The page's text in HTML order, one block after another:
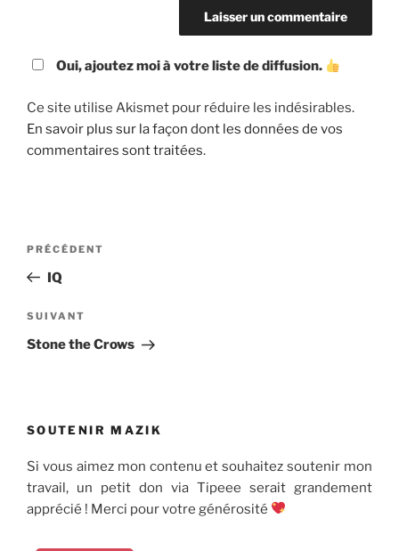
Oui, ajoutez moi à votre liste de diffusion.
Ce site utilise Akismet pour réduire les indésirables.
En savoir plus sur la façon dont les données de vos
commentaires sont traitées.
Navigation
l’article
Article
précédent
PRÉCÉDENT
IQ
Article
suivant
SUIVANT
Stone the Crows
SOUTENIR MAZIK
Si vous aimez mon contenu et souhaitez soutenir mon
travail, un petit don via Tipeee serait grandement
apprécié ! Merci pour votre générosité